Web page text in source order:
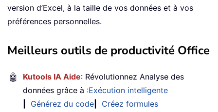
version d’Excel, à la taille de vos données et à vos
préférences personnelles.
Meilleurs outils de productivité Office
🤖 Kutools IA Aide: Révolutionnez Analyse des
données grâce à :Exécution intelligente
Générez du code
Créez formules